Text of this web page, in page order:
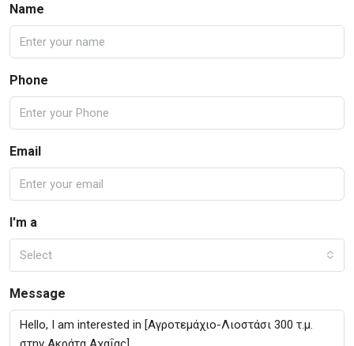
Name
Phone
Email
I'm a
Select
Message